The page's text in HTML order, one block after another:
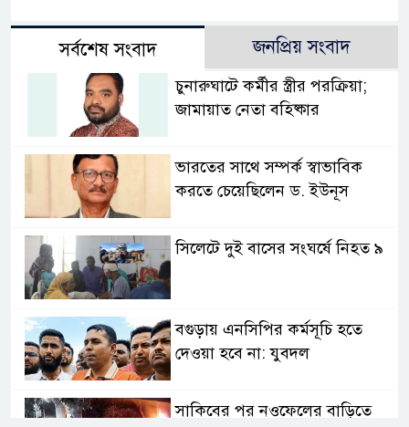
সর্বশেষ সংবাদ জনপ্রিয় সংবাদ
চুনারুঘাটে কর্মীর স্ত্রীর পরক্রিয়া;
জামায়াত নেতা বহিষ্কার
ভারতের সাথে সম্পর্ক স্বাভাবিক
করতে চেয়েছিলেন ড. ইউনূস
সিলেটে দুই বাসের সংঘর্ষে নিহত ৯
বগুড়ায় এনসিপির কর্মসূচি হতে
দেওয়া হবে না: যুবদল
সাকিবের পর নওফেলের বাড়িতে